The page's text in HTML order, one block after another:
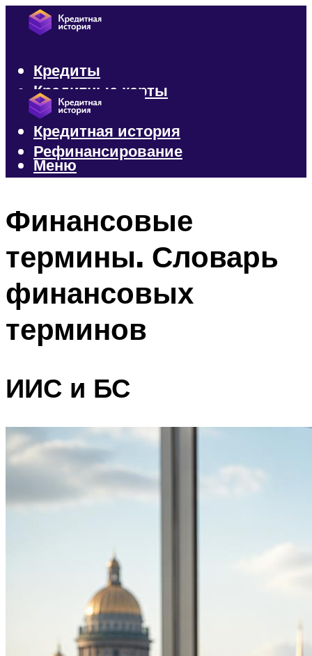
Кредиты
Кредитные карты
Микрозаймы
Кредитная история
Рефинансирование
Меню
Финансовые
термины. Словарь
финансовых
терминов
ИИС и БС